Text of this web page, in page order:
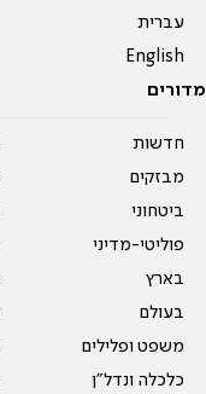
עברית
English
מדורים
חדשות
מבזקים
ביטחוני
פוליטי-מדיני
בארץ
בעולם
משפט ופלילים
כלכלה ונדל"ן